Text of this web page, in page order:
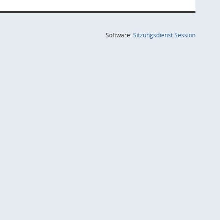
Software:SitzungsdienstSession(Wird in